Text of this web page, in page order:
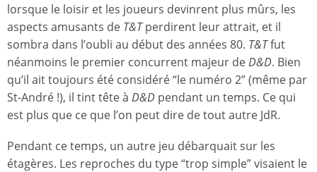
lorsque le loisir et les joueurs devinrent plus mûrs, les
aspects amusants de T&Tperdirent leur attrait, et il
sombra dans l’oubli au début des années 80. T&Tfut
néanmoins le premier concurrent majeur deD&D. Bien
qu’il ait toujours été considéré “le numéro 2” (même par
St-André !), il tint tête à D&D pendant un temps. Ce qui
est plus que ce que l’on peut dire de tout autre JdR.
Pendant ce temps, un autre jeu débarquait sur les
étagères. Les reproches du type “trop simple” visaient le